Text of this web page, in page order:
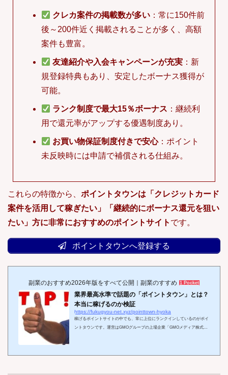
クレカ案件の掲載数が多い ：常に150件前
後～200件近く掲載されることが多く、高額
案件も豊富。
友達紹介や入会キャンペーンが充実 ：新
規登録特典もあり、安定したボーナス獲得が
可能。
ランク制度で最大15％ボーナス ：継続利
用で還元率がアップする優遇制度あり。
お買い物保証制度付きで安心：ポイント
未反映時には申請で補償される仕組み。
これらの特徴から、 ポイントタウンは「クレジットカード
案件を活用して稼ぎたい」「継続的にボーナス還元を狙い
たい」方に非常におすすめのポイントサイト です。
ポイントタウンへ登録する
副業のおすすめ2026年版をすべて公開｜副業のすすめ 1 Pocket
業界最高水準で話題の「ポイントタウン」とは？
本当に稼げるのか検証
https://fukugyou-net.xyz/pointtown-hyoka
稼げるポイントサイトの中でも、常に上位にランクインしているのがポイ
ントタウンです。運営はGMOグループの上場企業「GMOメディア株式会